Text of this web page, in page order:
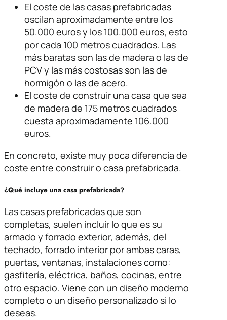
El coste de las casas prefabricadas
oscilan aproximadamente entre los
50.000 euros y los 100.000 euros, esto
por cada 100 metros cuadrados. Las
más baratas son las de madera o las de
PCV y las más costosas son las de
hormigón o las de acero.
El coste de construir una casa que sea
de madera de 175 metros cuadrados
cuesta aproximadamente 106.000
euros.
En concreto, existe muy poca diferencia de
coste entre construir o casa prefabricada.
¿Qué incluye una casa prefabricada?
Las casas prefabricadas que son
completas, suelen incluir lo que es su
armado y forrado exterior, además, del
techado, forrado interior por ambas caras,
puertas, ventanas, instalaciones como:
gasfitería, eléctrica, baños, cocinas, entre
otro espacio. Viene con un diseño moderno
completo o un diseño personalizado si lo
deseas.